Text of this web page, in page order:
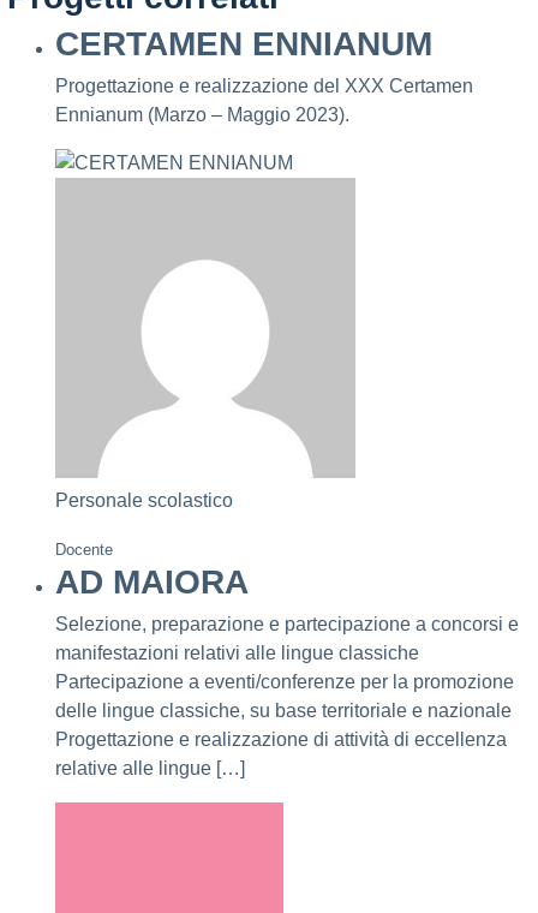
CERTAMEN ENNIANUM
Progettazione e realizzazione del XXX Certamen
Ennianum (Marzo – Maggio 2023).
Personale scolastico
Docente
AD MAIORA
Selezione, preparazione e partecipazione a concorsi e
manifestazioni relativi alle lingue classiche
Partecipazione a eventi/conferenze per la promozione
delle lingue classiche, su base territoriale e nazionale
Progettazione e realizzazione di attività di eccellenza
relative alle lingue […]